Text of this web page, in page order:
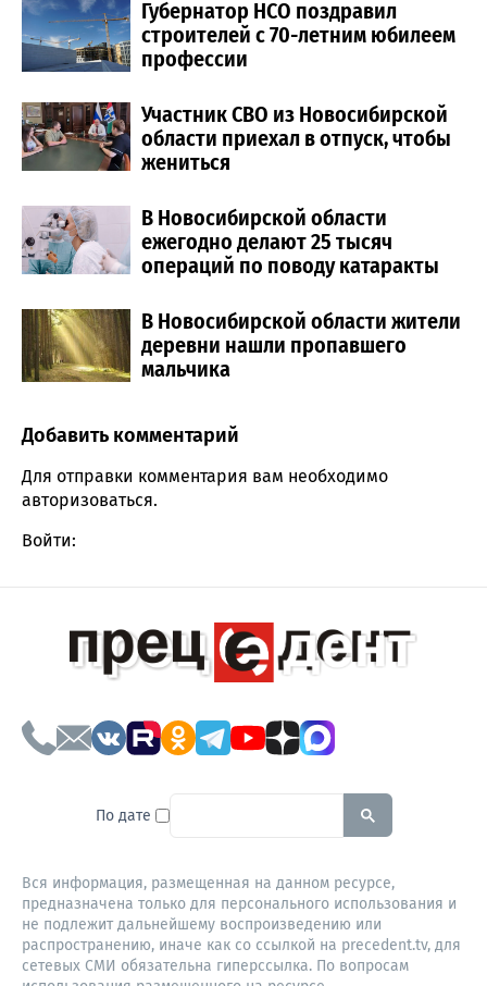
Губернатор НСО поздравил
строителей с 70-летним юбилеем
профессии
Участник СВО из Новосибирской
области приехал в отпуск, чтобы
жениться
В Новосибирской области
ежегодно делают 25 тысяч
операций по поводу катаракты
В Новосибирской области жители
деревни нашли пропавшего
мальчика
Comment section
Добавить комментарий
Для отправки комментария вам необходимо
авторизоваться.
Войти:
По дате To search this site, enter a
Вся информация, размещенная на данном ресурсе,
предназначена только для персонального использования и
не подлежит дальнейшему воспроизведению или
распространению, иначе как со ссылкой на precedent.tv, для
сетевых СМИ обязательна гиперссылка. По вопросам